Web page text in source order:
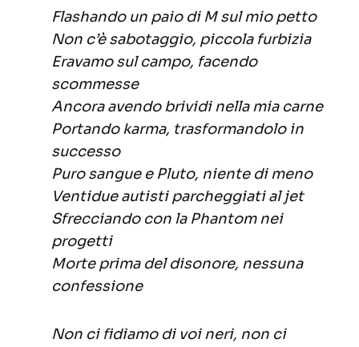
Flashando un paio di M sul mio petto
Non c’è sabotaggio, piccola furbizia
Eravamo sul campo, facendo
scommesse
Ancora avendo brividi nella mia carne
Portando karma, trasformandolo in
successo
Puro sangue e Pluto, niente di meno
Ventidue autisti parcheggiati al jet
Sfrecciando con la Phantom nei
progetti
Morte prima del disonore, nessuna
confessione
Non ci fidiamo di voi neri, non ci